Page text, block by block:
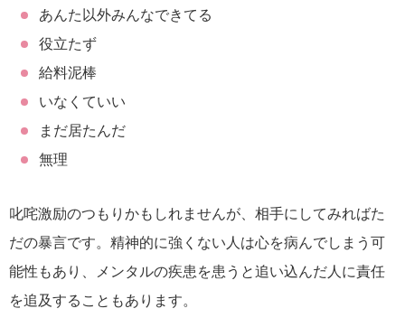
あんた以外みんなできてる
役立たず
給料泥棒
いなくていい
まだ居たんだ
無理
叱咤激励のつもりかもしれませんが、相手にしてみればた
だの暴言です。精神的に強くない人は心を病んでしまう可
能性もあり、メンタルの疾患を患うと追い込んだ人に責任
を追及することもあります。